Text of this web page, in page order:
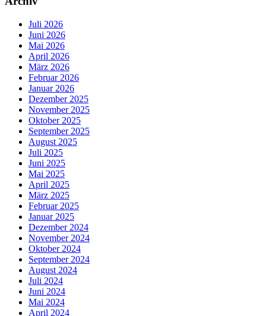
Juli 2026
Juni 2026
Mai 2026
April 2026
März 2026
Februar 2026
Januar 2026
Dezember 2025
November 2025
Oktober 2025
September 2025
August 2025
Juli 2025
Juni 2025
Mai 2025
April 2025
März 2025
Februar 2025
Januar 2025
Dezember 2024
November 2024
Oktober 2024
September 2024
August 2024
Juli 2024
Juni 2024
Mai 2024
April 2024